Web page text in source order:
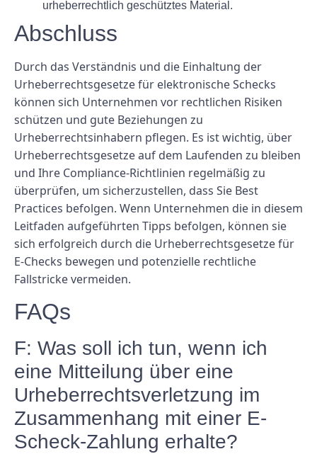
urheberrechtlich geschütztes Material.
Abschluss
Durch das Verständnis und die Einhaltung der
Urheberrechtsgesetze für elektronische Schecks
können sich Unternehmen vor rechtlichen Risiken
schützen und gute Beziehungen zu
Urheberrechtsinhabern pflegen. Es ist wichtig, über
Urheberrechtsgesetze auf dem Laufenden zu bleiben
und Ihre Compliance-Richtlinien regelmäßig zu
überprüfen, um sicherzustellen, dass Sie Best
Practices befolgen. Wenn Unternehmen die in diesem
Leitfaden aufgeführten Tipps befolgen, können sie
sich erfolgreich durch die Urheberrechtsgesetze für
E-Checks bewegen und potenzielle rechtliche
Fallstricke vermeiden.
FAQs
F: Was soll ich tun, wenn ich
eine Mitteilung über eine
Urheberrechtsverletzung im
Zusammenhang mit einer E-
Scheck-Zahlung erhalte?